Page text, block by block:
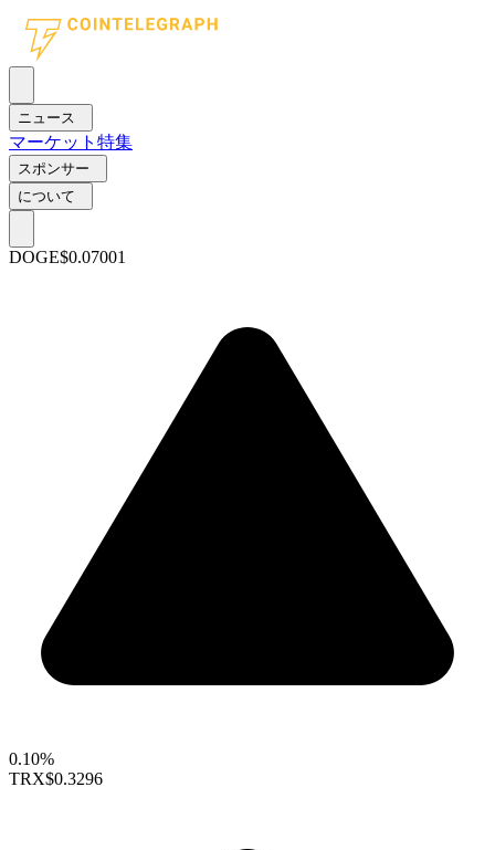
ニュース
マーケット 特集
スポンサー
について
DOGE$0.07001
0.10%
TRX$0.3296